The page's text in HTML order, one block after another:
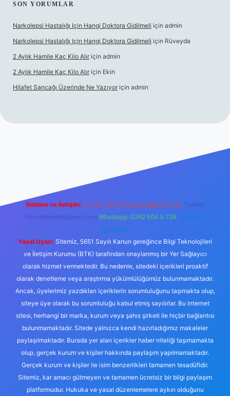
SON YORUMLAR
Narkolepsi Hastalığı Için Hangi Doktora Gidilmeli için admin
Narkolepsi Hastalığı Için Hangi Doktora Gidilmeli için Rüveyda
2 Aylık Hamile Kaç Kilo Alır için admin
2 Aylık Hamile Kaç Kilo Alır için Ekin
Hilafet Sancağı Üzerinde Ne Yazıyor için admin
Reklam ve İletişim: E-mail: backlinkpaneli@gmail.com Teams:
forumhizmeti@gmail.com Whatsapp: 0262 606 0 726 Telegram:
@karabul
Yasal Uyarı: Sitemiz, 5651 Sayılı Kanun gereğince Bilgi Teknolojileri
ve İletişim Kurumu (BTK) tarafından onaylanmış bir Yer Sağlayıcı
olarak hizmet vermektedir. Bu nedenle, sitedeki içerikleri proaktif
olarak denetleme veya araştırma yükümlülüğümüz bulunmamaktadır.
Ancak, üyelerimiz yazdıkları içeriklerin sorumluluğunu taşımakta olup,
siteye üye olarak bu sorumluluğu kabul etmiş sayılırlar. Bu internet
sitesi, herhangi bir marka, kurum veya şahıs şirketi ile hiçbir bağlantısı
bulunmamaktadır. Sitede yalnızca kendi hazırladığımız makaleler
paylaşılmaktadır. Burada yer alan içerikler haber niteliği taşımamakta
olup, gerçek kurum ve kişiler hakkında paylaşım yapılmamaktadır.
Gerçek kurum ve kişiler ile isim benzerlikleri tamamen tesadüfidir.
Sitemiz, kar amacı gütmeyen ve tamamen ücretsiz bir bilgi paylaşım
platformudur. Hukuka ve yasal düzenlemelere aykırı olduğunu